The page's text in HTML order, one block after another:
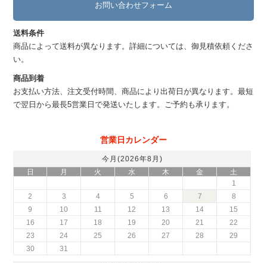
お問い合わせフォーム
送料条件
商品によって送料が異なります。詳細については、御見積依頼くださ
い。
商品到着
お支払い方法、注文受付時間、商品により出荷日が異なります。最短
で翌日から最長5営業日で発送いたします。ご予約も承ります。
営業日カレンダー
今月(2026年8月)
日
月 火 水 木 金
土
1
2
3 4 5 6 7
8
9
10 11 12 13 14
15
16
17 18 19 20 21
22
23
24 25 26 27 28
29
30
31